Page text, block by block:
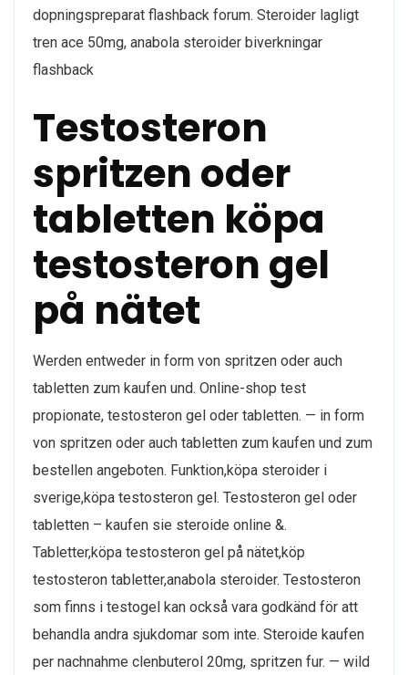
dopningspreparat flashback forum. Steroider lagligt
tren ace 50mg, anabola steroider biverkningar
flashback
Testosteron
spritzen oder
tabletten köpa
testosteron gel
på nätet
Werden entweder in form von spritzen oder auch
tabletten zum kaufen und. Online-shop test
propionate, testosteron gel oder tabletten. — in form
von spritzen oder auch tabletten zum kaufen und zum
bestellen angeboten. Funktion,köpa steroider i
sverige,köpa testosteron gel. Testosteron gel oder
tabletten – kaufen sie steroide online &.
Tabletter,köpa testosteron gel på nätet,köp
testosteron tabletter,anabola steroider. Testosteron
som finns i testogel kan också vara godkänd för att
behandla andra sjukdomar som inte. Steroide kaufen
per nachnahme clenbuterol 20mg, spritzen fur. — wild